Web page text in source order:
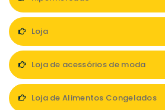
Loja
Loja de acessórios de moda
Loja de Alimentos Congelados